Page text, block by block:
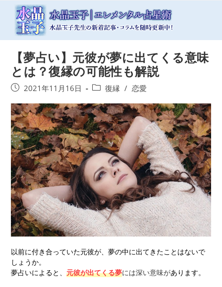
【夢占い】元彼が夢に出てくる意味
とは？復縁の可能性も解説
投
公
開
日:
2021年11月16日
投
カ
テ
ゴ
リ
ー:
復縁 / 恋愛
以前に付き合っていた元彼が、夢の中に出てきたことはないで
しょうか。
夢占いによると、元彼が出てくる夢には深い意味があります。